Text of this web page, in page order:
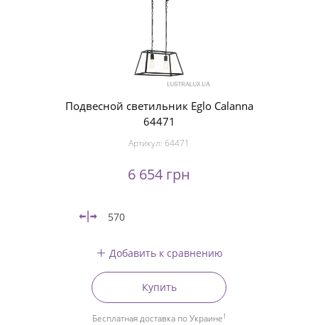
Подвесной светильник Eglo Calanna
64471
Артикул: 64471
6 654 грн
570
Добавить к сравнению
Купить
Бесплатная доставка по Украине1